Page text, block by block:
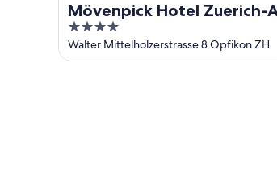
Mövenpick Hotel Zuerich-
4
out
of
Walter Mittelholzerstrasse 8 Opfikon ZH